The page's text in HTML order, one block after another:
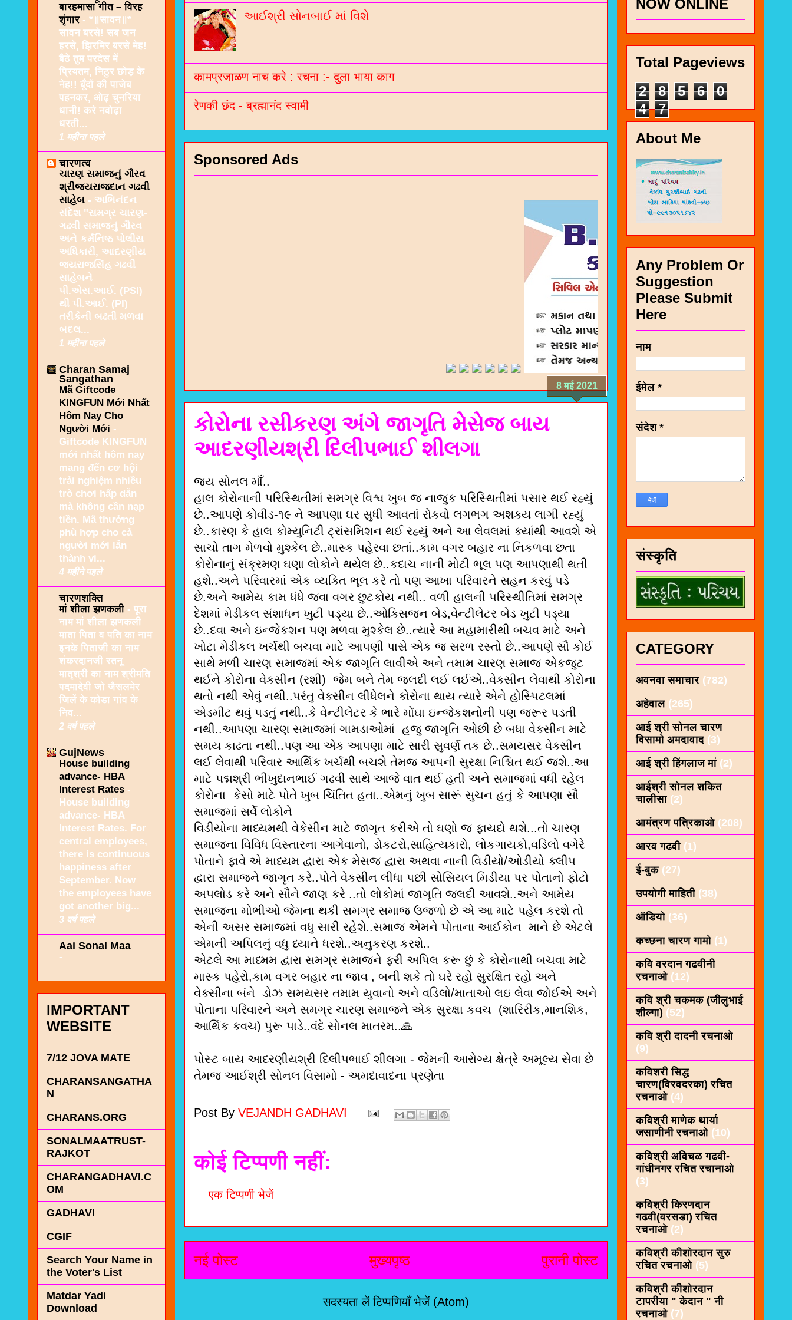
આઈશ્રી સોનબાઈ માં વિશે
कामप्रजाळण नाच करे : रचना :- दुला भाया काग
रेणकी छंद - ब्रह्मानंद स्वामी
Sponsored Ads
8 मई 2021
કોરોના રસીકરણ અંગે જાગૃતિ મેસેજ બાય
આદરણીયશ્રી દિલીપભાઈ શીલગા
જય સોનલ માઁ..
હાલ કોરોનાની પરિસ્થિતીમાં સમગ્ર વિશ્વ ખુબ જ નાજુક પરિસ્થિતીમાં પસાર થઈ રહ્યું
છે..આપણે કોવીડ-૧૯ ને આપણા ઘર સુધી આવતાં રોકવો લગભગ અશક્ય લાગી રહ્યું
છે..કારણ કે હાલ કોમ્યુનિટી ટ્રાંસમિશન થઈ રહ્યું અને આ લેવલમાં ક્યાંથી આવશે એ
સાચો તાગ મેળવો મુશ્કેલ છે..માસ્ક પહેરવા છતાં..કામ વગર બહાર ના નિકળવા છતા
કોરોનાનું સંક્રમણ ઘણા લોકોને થયેલ છે..કદાચ નાની મોટી ભૂલ પણ આપણાથી થતી
હશે..અને પરિવારમાં એક વ્યક્તિ ભૂલ કરે તો પણ આખા પરિવારને સહન કરવું પડે
છે.અને આમેય કામ ધંધે જવા વગર છુટકોય નથી.. વળી હાલની પરિસ્થીતિમાં સમગ્ર
દેશમાં મેડીકલ સંશાધન ખુટી પડ્યા છે..ઓક્સિજન બેડ,વેન્ટીલેટર બેડ ખુટી પડ્યા
છે..દવા અને ઇન્જેકશન પણ મળવા મુશ્કેલ છે..ત્યારે આ મહામારીથી બચવ માટે અને
ખોટા મેડીકલ ખર્ચથી બચવા માટે આપણી પાસે એક જ સરળ રસ્તો છે..આપણે સૌ કોઈ
સાથે મળી ચારણ સમાજમાં એક જાગૃતિ લાવીએ અને તમામ ચારણ સમાજ એકજુટ
થઈને કોરોના વેક્સીન (રશી) જેમ બને તેમ જલદી લઈ લઈએ..વેક્સીન લેવાથી કોરોના
થતો નથી એવું નથી..પરંતુ વેક્સીન લીધેલને કોરોના થાય ત્યારે એને હોસ્પિટલમાં
એડમીટ થવું પડતું નથી..કે વેન્ટીલેટર કે ભારે મોંઘા ઇન્જેકશનોની પણ જરૂર પડતી
નથી..આપણા ચારણ સમાજમાં ગામડાઓમાં હજુ જાગૃતિ ઓછી છે બધા વેક્સીન માટે
સમય કાઢતા નથી..પણ આ એક આપણા માટે સારી સુવર્ણ તક છે..સમયસર વેક્સીન
લઈ લેવાથી પરિવાર આર્થિક ખર્ચથી બચશે તેમજ આપની સુરક્ષા નિશ્ચિત થઈ જશે..આ
માટે પદ્મશ્રી ભીખુદાનભાઈ ગઢવી સાથે આજે વાત થઈ હતી અને સમાજમાં વધી રહેલ
કોરોના કેસો માટે પોતે ખુબ ચિંતિત હતા..એમનું ખુબ સારૂં સુચન હતું કે આપણા સૌ
સમાજમાં સર્વે લોકોને
વિડીયોના માધ્યમથી વેકેસીન માટે જાગૃત કરીએ તો ઘણો જ ફાયદો થશે...તો ચારણ
સમાજના વિવિધ વિસ્તારના આગેવાનો, ડોકટરો,સાહિત્યકારો, લોકગાયકો,વડિલો વગેરે
પોતાને ફાવે એ માધ્યમ દ્વારા એક મેસજ દ્વારા અથવા નાની વિડીયો/ઓડીયો ક્લીપ
દ્વારા સમાજને જાગૃત કરે..પોતે વેક્સીન લીધા પછી સોસિયલ મિડીયા પર પોતાનો ફોટો
અપલોડ કરે અને સૌને જાણ કરે ..તો લોકોમાં જાગૃતિ જલદી આવશે..અને આમેય
સમાજના મોભીઓ જેમના થકી સમગ્ર સમાજ ઉજળો છે એ આ માટે પહેલ કરશે તો
એની અસર સમાજમાં વધુ સારી રહેશે..સમાજ એમને પોતાના આઈકોન માને છે એટલે
એમની અપિલનું વધુ ધ્યાને ધરશે..અનુકરણ કરશે..
એટલે આ માધ્મમ દ્વારા સમગ્ર સમાજને ફરી અપિલ કરૂ છું કે કોરોનાથી બચવા માટે
માસ્ક પહેરો,કામ વગર બહાર ના જાવ , બની શકે તો ઘરે રહો સુરક્ષિત રહો અને
વેક્સીના બંને ડોઝ સમયસર તમામ યુવાનો અને વડિલો/માતાઓ લઇ લેવા જોઈએ અને
પોતાના પરિવારને અને સમગ્ર ચારણ સમાજને એક સુરક્ષા કવચ (શારિરીક,માનશિક,
આર્થિક કવચ) પુરૂ પાડે..વંદે સોનલ માતરમ..🙏
પોસ્ટ બાય આદરણીયશ્રી દિલીપભાઈ શીલગા - જેમની આરોગ્ય ક્ષેત્રે અમૂલ્ય સેવા છે
તેમજ આઈશ્રી સોનલ વિસામો - અમદાવાદના પ્રણેતા
Post By VEJANDH GADHAVI
कोई टिप्पणी नहीं:
एक टिप्पणी भेजें
नई पोस्ट पुरानी पोस्ट
मुख्यपृष्ठ
सदस्यता लेंटिप्पणियाँ भेजें (Atom)
बारहमासा गीत – विरह
शृंगार - *॥सावन॥*
सावन बरसे! सब जन
हरसे, झिरमिर बरसे मेह!
बैठे तुम परदेस में
प्रियतम, निठुर छोड़ के
नेह!! बूँदों की पाजेब
पहनकर, ओढ़ चुनरिया
धानी! करे नवोढ़ा
धरती...
1 महीना पहले
चारणत्व
ચારણ સમાજનું ગૌરવ
શ્રીજયરાજદાન ગઢવી
સાહેબ - અભિનંદન
સંદેશ "સમગ્ર ચારણ-
ગઢવી સમાજનું ગૌરવ
અને કર્મનિષ્ઠ પોલીસ
અધિકારી, આદરણીય
જયરાજસિંહ ગઢવી
સાહેબને
પી.એસ.આઈ. (PSI)
થી પી.આઈ. (PI)
તરીકેની બઢતી મળવા
બદલ...
1 महीना पहले
Charan Samaj
Sangathan
Mã Giftcode
KINGFUN Mới Nhất
Hôm Nay Cho
Người Mới -
Giftcode KINGFUN
mới nhất hôm nay
mang đến cơ hội
trải nghiệm nhiều
trò chơi hấp dẫn
mà không cần nạp
tiền. Mã thưởng
phù hợp cho cả
người mới lẫn
thành vi...
4 महीने पहले
चारणशक्ति
मां शीला झणकली - पूरा
नाम मां शीला झणकली
माता पिता व पति का नाम
इनके पिताजी का नाम
शंकरदानजी रतनू
मातृश्री का नाम श्रीमति
पदमादेवी जो जैसलमेर
जिलें के कोडा गांव के
निव...
2 वर्ष पहले
GujNews
House building
advance- HBA
Interest Rates -
House building
advance- HBA
Interest Rates. For
central employees,
there is continuous
happiness after
September. Now
the employees have
got another big...
3 वर्ष पहले
Aai Sonal Maa
-
IMPORTANT
WEBSITE
7/12 JOVA MATE
CHARANSANGATHA
N
CHARANS.ORG
SONALMAATRUST-
RAJKOT
CHARANGADHAVI.C
OM
GADHAVI
CGIF
Search Your Name in
the Voter's List
Matdar Yadi
Download
NOW ONLINE
Total Pageviews
2
8 5 6
0
4
7
About Me
Any Problem Or
Suggestion
Please Submit
Here
नाम
ईमेल *
संदेश *
संस्कृति
CATEGORY
अवनवा समाचार (782)
अहेवाल (265)
आई श्री सोनल चारण
विसामो अमदावाद (3)
आई श्री हिंगलाज मां (2)
आईश्री सोनल शकित
चालीसा (2)
आमंत्रण पत्रिकाओ (208)
आरव गढवी (1)
ई-बुक (27)
उपयोगी माहिती (38)
ऑडियो (36)
कच्छना चारण गामो (1)
कवि वरदान गढवीनी
रचनाओ (12)
कवि श्री चकमक (जीलुभाई
शील्गा) (52)
कवि श्री दादनी रचनाओ
(9)
कविशरी सिद्ध
चारण(विरवदरका) रचित
रचनाओ (4)
कविश्री माणेक थार्या
जसाणीनी रचनाओ (10)
कविश्री अविचळ गढवी-
गांधीनगर रचित रचानाओ
(3)
कविश्री किरणदान
गढवी(वरसडा) रचित
रचनाओ (2)
कविश्री कीशाेरदान सुरु
रचित रचनाओ (5)
कविश्री कीशोरदान
टापरीया " केदान " नी
रचनाओ (7)